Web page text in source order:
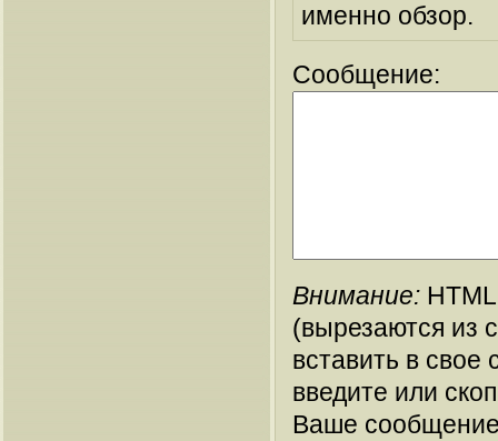
именно обзор.
Сообщение:
Внимание:
(вырезаются из
вставить в
введите или
Ваше